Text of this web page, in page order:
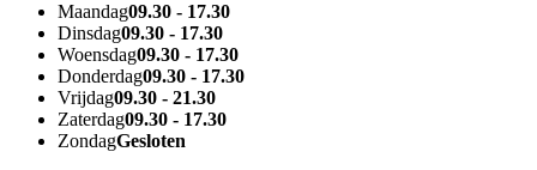
Maandag09.30 - 17.30
Dinsdag09.30 - 17.30
Woensdag09.30 - 17.30
Donderdag09.30 - 17.30
Vrijdag09.30 - 21.30
Zaterdag09.30 - 17.30
ZondagGesloten